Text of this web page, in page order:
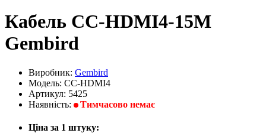
Кабель CC-HDMI4-15M
Gembird
Виробник: Gembird
Модель: CC-HDMI4
Артикул: 5425
Наявність:
Тимчасово немає
Ціна за 1 штуку: